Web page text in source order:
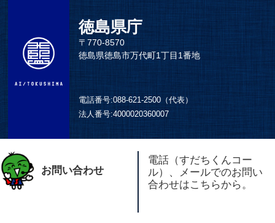
徳島県庁
〒770-8570
徳島県徳島市万代町1丁目1番地
電話番号:088-621-2500（代表）
法人番号:4000020360007
お問い合わせ
電話（すだちくんコー
ル）、メールでのお問い
合わせはこちらから。